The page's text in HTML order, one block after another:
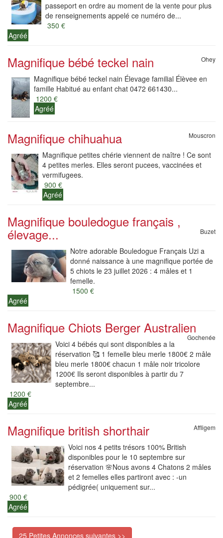
passeport en ordre au moment de la vente pour plus
de renseignements appelé ce numéro de...
350 €
Agréé
Magnifique bébé teckel nain Ohey
Magnifique bébé teckel nain Élevage familial Élèvee en
famille Habitué au enfant chat 0472 661430...
1200 €
Agréé
Magnifique chihuahua Mouscron
Magnifique petites chérie viennent de naître ! Ce sont
4 petites merles. Elles seront pucees, vaccinées et
vermifugees.
900 €
Agréé
Magnifique bouledogue français ,
élevage... Buzet
Notre adorable Bouledogue Français Uzi a
donné naissance à une magnifique portée de
5 chiots le 23 juillet 2026 : 4 mâles et 1
femelle.
1500 €
Agréé
Magnifique Chiots Berger Australien
Gochenée
Voici 4 bébés qui sont disponibles a la
réservation 🥰 1 femelle bleu merle 1800€ 2 mâle
bleu merle 1800€ chacun 1 mâle noir tricolore
1200€ Ils seront disponibles à partir du 7
septembre...
1200 €
Agréé
Magnifique british shorthair Affligem
Voici nos 4 petits trésors 100% British
disponibles pour le 10 septembre sur
réservation 🌸Nous avons 4 Chatons 2 mâles
et 2 femelles elles partiront avec : -un
pédigrée( uniquement sur...
900 €
Agréé
25 Petites Annonces suivantes >>